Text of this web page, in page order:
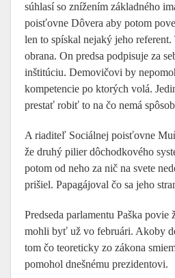
súhlasí so znížením základného
poisťovne Dôvera aby potom
len to spískal nejaký jeho referent.
obrana. On predsa podpisuje za
inštitúciu. Demovičovi by
kompetencie po ktorých volá.
prestať robiť to na čo nemá
A riaditeľ Sociálnej poisťovne
že druhý pilier dôchodkového
potom od neho za nič na svete
prišiel. Papagájoval čo sa jeho
Predseda parlamentu Paška
mohli byť už vo februári. Akoby
tom čo teoreticky zo zákona
pomohol dnešnému prezidentovi.